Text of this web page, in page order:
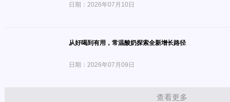
日期：2026年07月10日
从好喝到有用，常温酸奶探索全新增长路径
日期：2026年07月09日
查看更多